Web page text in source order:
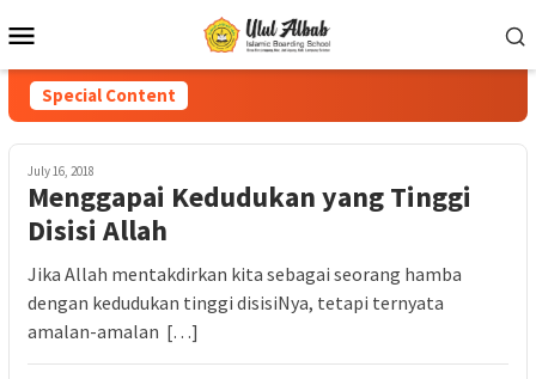
Special Content
July 16, 2018
Menggapai Kedudukan yang Tinggi
Disisi Allah
Jika Allah mentakdirkan kita sebagai seorang hamba
dengan kedudukan tinggi disisiNya, tetapi ternyata
amalan-amalan […]